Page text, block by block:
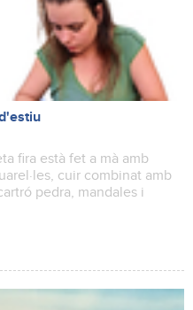
fira està fet a mà amb
cuir combinat amb
pedra, mandales i